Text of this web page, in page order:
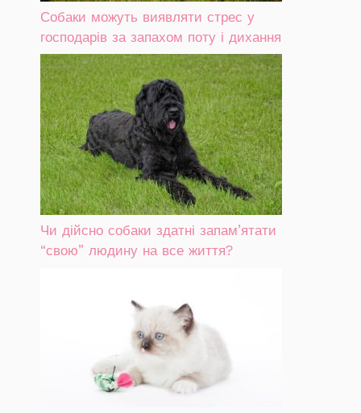
Собаки можуть виявляти стрес у
господарів за запахом поту і дихання
Чи дійсно собаки здатні запам’ятати
“свою” людину на все життя?